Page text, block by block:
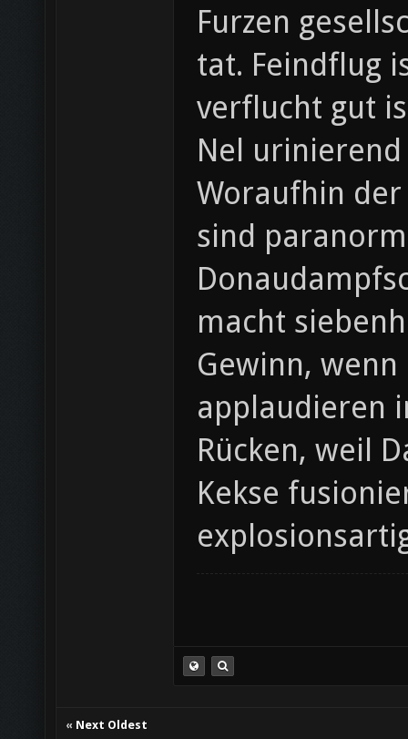
Furzen
tat. Feindflug
verflucht gut
Nel urinierend
Woraufhin der
sind
macht
Gewinn,
applaudieren
Rücken, weil
Kekse
« Next Oldest